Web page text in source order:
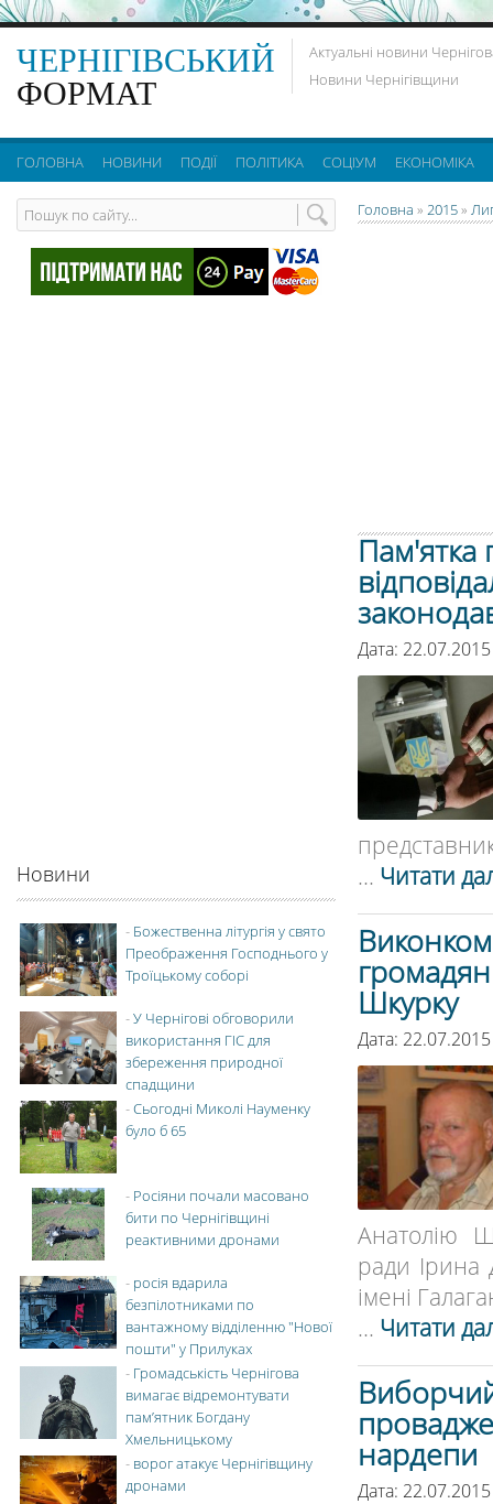
ЧЕРНІГІВСЬКИЙ
ФОРМАТ
Актуальні новини
Новини Чернігівщини
ГОЛОВНА НОВИНИ ПОДІЇ ПОЛІТИКА СОЦІУМ ЕКОНОМІКА
Головна » 2015»
Пам'ятка
Дата:
... Читати
Шкурку
Дата:
Анатолію
ради Ірина
імені
... Читати
нардепи
Дата:
Новини
- Божественна літургія у свято
Преображення Господнього у
Троїцькому соборі
-У Чернігові обговорили
використання ГІС для
збереження природної
спадщини
-Сьогодні Миколі Науменку
було б 65
- Росіяни почали масовано
бити по Чернігівщині
реактивними дронами
- росія вдарила
безпілотниками по
вантажному відділенню "Нової
пошти" у Прилуках
- Громадськість Чернігова
вимагає відремонтувати
пам’ятник Богдану
Хмельницькому
- ворог атакує Чернігівщину
дронами